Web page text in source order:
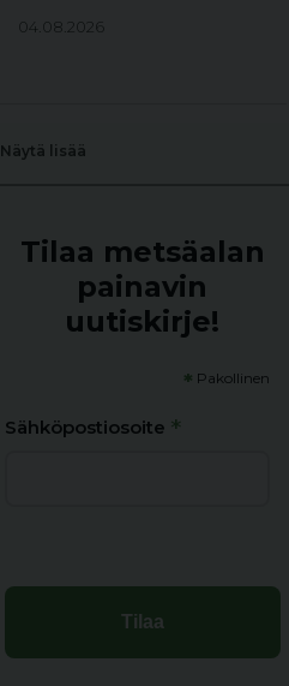
04.08.2026
Näytä lisää
Tilaa metsäalan
painavin
uutiskirje!
* Pakollinen
Sähköpostiosoite *